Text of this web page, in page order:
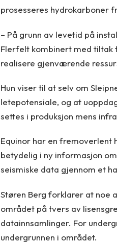
prosesseres hydrokarboner
– På grunn av levetid på
Flerfelt kombinert med tiltak
realisere gjenværende
Hun viser til at selv om
letepotensiale, og at
settes i produksjon mens
Equinor har en fremoverlent
betydelig i ny informasjon
seismiske data gjennom et
Støren Berg forklarer at noe
området på tvers av
datainnsamlinger. For
undergrunnen i området.